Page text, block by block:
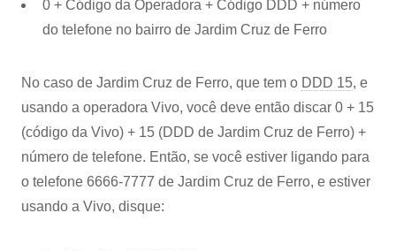
0 + Código da Operadora + Código DDD + número
do telefone no bairro de Jardim Cruz de Ferro
No caso de Jardim Cruz de Ferro, que tem o DDD 15, e
usando a operadora Vivo, você deve então discar 0 + 15
(código da Vivo) + 15 (DDD de Jardim Cruz de Ferro) +
número de telefone. Então, se você estiver ligando para
o telefone 6666-7777 de Jardim Cruz de Ferro, e estiver
usando a Vivo, disque: